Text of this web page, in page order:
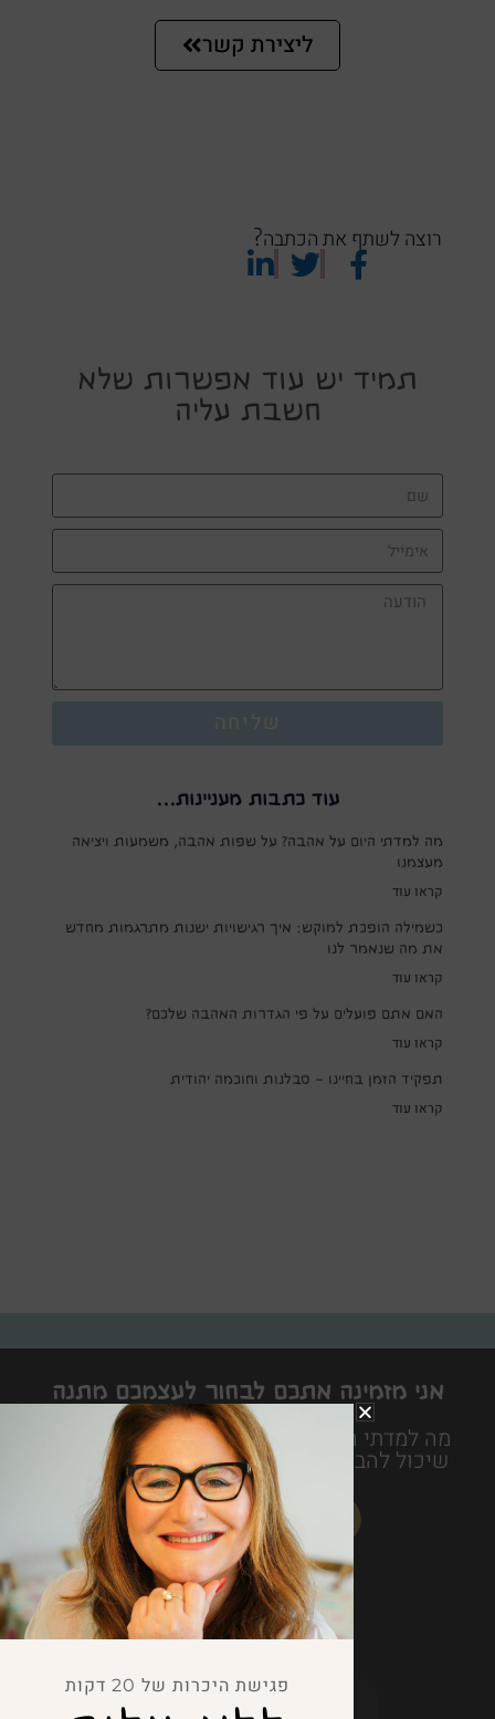
ליצירת קשר
רוצה לשתף את הכתבה?
תמיד יש עוד אפשרות שלא
חשבת עליה
עוד כתבות מעניינות...
מה למדתי היום על אהבה? על שפות אהבה, משמעות ויציאה
מעצמנו
קראו עוד
כשמילה הופכת למוקש: איך רגישויות ישנות מתרגמות מחדש
את מה שנאמר לנו
קראו עוד
האם אתם פועלים על פי הגדרות האהבה שלכם?
קראו עוד
תפקיד הזמן בחיינו – סבלנות וחוכמה יהודית
קראו עוד
אני מזמינה אתכם לבחור לעצמכם מתנה
לחיים
מה למדתי היום הוא ספר חכם משעשע ופרקטי
שיכול להביא את האושר ממש עד לבית של כל
אחד ואחת מאיתנו
פגישת היכרות של 20 דקות